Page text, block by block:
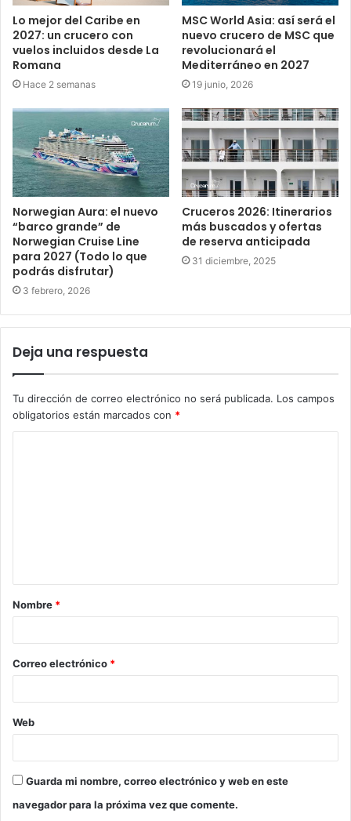
Lo mejor del Caribe en
2027: un crucero con
vuelos incluidos desde La
Romana
Hace 2 semanas
MSC World Asia: así será el
nuevo crucero de MSC que
revolucionará el
Mediterráneo en 2027
19 junio, 2026
Norwegian Aura: el nuevo
“barco grande” de
Norwegian Cruise Line
para 2027 (Todo lo que
podrás disfrutar)
3 febrero, 2026
Cruceros 2026: Itinerarios
más buscados y ofertas
de reserva anticipada
31 diciembre, 2025
Deja una respuesta
Tu dirección de correo electrónico no será publicada. Los campos
obligatorios están marcados con *
a
r
*
Nombre *
Correo electrónico *
Web
Guarda mi nombre, correo electrónico y web en este
navegador para la próxima vez que comente.